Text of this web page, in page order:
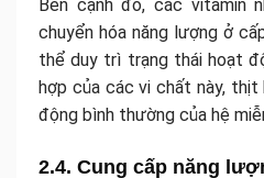
Bên cạnh đó, các vitamin
chuyển hóa năng lượng ở
thể duy trì trạng thái hoạt
hợp của các vi chất này,
động bình thường của hệ
2.4. Cung cấp năng